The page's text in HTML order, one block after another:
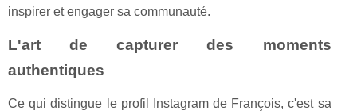
inspirer et engager sa communauté.
L'art de capturer des moments
authentiques
Ce qui distingue le profil Instagram de François, c'est sa